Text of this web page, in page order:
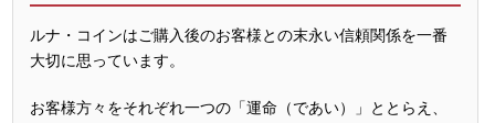
ルナ・コインはご購入後のお客様との末永い信頼関係を一番
大切に思っています。
お客様方々をそれぞれ一つの「運命（であい）」ととらえ、